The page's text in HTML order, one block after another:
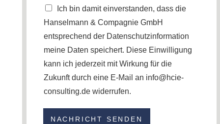
Ich bin damit einverstanden, dass die
Hanselmann & Compagnie GmbH
entsprechend der Datenschutzinformation
meine Daten speichert. Diese Einwilligung
kann ich jederzeit mit Wirkung für die
Zukunft durch eine E-Mail an info@hcie-
consulting.de widerrufen.
NACHRICHT SENDEN